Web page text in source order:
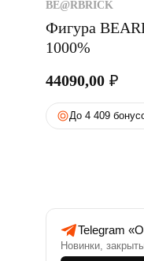
Фигура BEARBRICK LIGHTNING McQUEEN,
1000%
BE@RBRICK
44090,00 ₽
До 4 409
Telegram
Новинки,